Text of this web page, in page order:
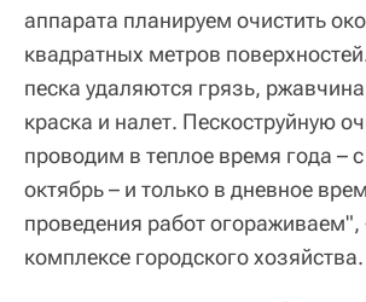
аппарата планируем очистить
квадратных метров
песка удаляются грязь,
краска и налет. Пескоструйную
проводим в теплое время года –
октябрь – и только в дневное
проведения работ огораживаем",
комплексе городского хозяйства.